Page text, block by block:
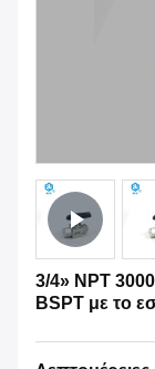
3/4» NPT
BSPT με το